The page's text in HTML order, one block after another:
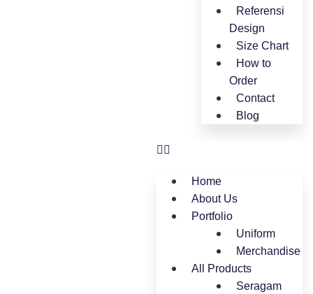
Referensi
Design
Size Chart
How to
Order
Contact
Blog
Home
About Us
Portfolio
Uniform
Merchandise
All Products
Seragam